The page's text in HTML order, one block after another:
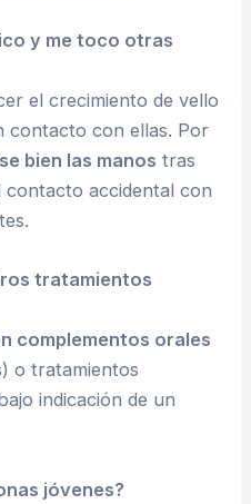
y me toco otras
el crecimiento de vello
contacto con ellas. Por
bien las manos tras
contacto accidental con
tratamientos
complementos orales
o tratamientos
indicación de un
jóvenes?